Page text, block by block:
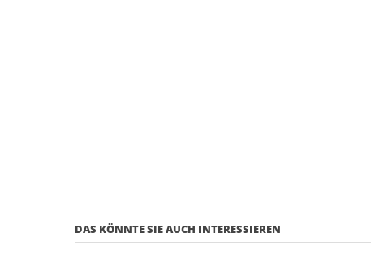
DAS KÖNNTE SIE AUCH INTERESSIEREN